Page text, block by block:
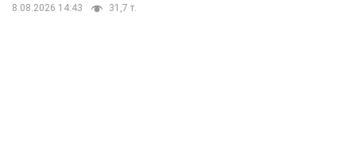
8.08.2026 14:43 31,7 т.